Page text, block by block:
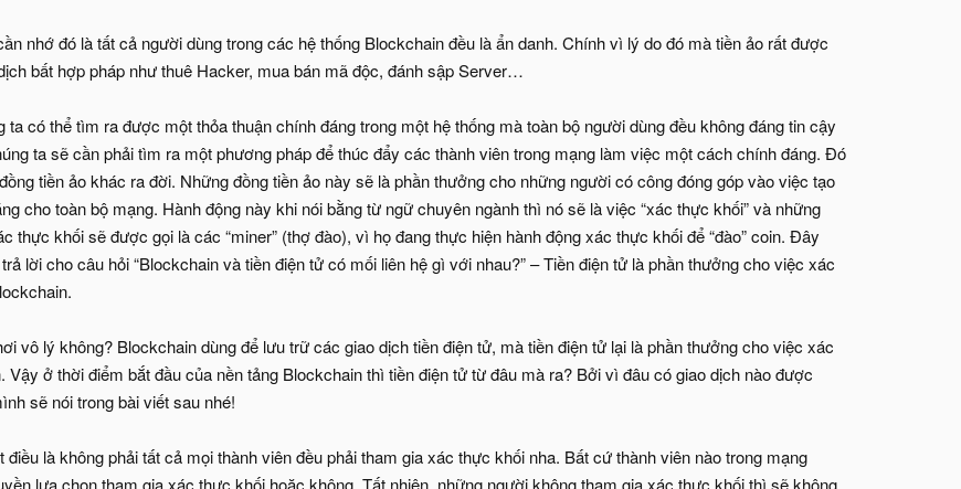
nhớ đó là tất cả người dùng trong các hệ thống Blockchain đều là ẩn danh. Chính vì lý do đó mà tiền ảo rất được
bất hợp pháp như thuê Hacker, mua bán mã độc, đánh sập Server…
ta có thể tìm ra được một thỏa thuận chính đáng trong một hệ thống mà toàn bộ người dùng đều không đáng tin cậy
ta sẽ cần phải tìm ra một phương pháp để thúc đẩy các thành viên trong mạng làm việc một cách chính đáng. Đó
tiền ảo khác ra đời. Những đồng tiền ảo này sẽ là phần thưởng cho những người có công đóng góp vào việc tạo
cho toàn bộ mạng. Hành động này khi nói bằng từ ngữ chuyên ngành thì nó sẽ là việc “xác thực khối” và những
thực khối sẽ được gọi là các “miner” (thợ đào), vì họ đang thực hiện hành động xác thực khối để “đào” coin. Đây
lời cho câu hỏi “Blockchain và tiền điện tử có mối liên hệ gì với nhau?” – Tiền điện tử là phần thưởng cho việc xác
vô lý không? Blockchain dùng để lưu trữ các giao dịch tiền điện tử, mà tiền điện tử lại là phần thưởng cho việc xác
Vậy ở thời điểm bắt đầu của nền tảng Blockchain thì tiền điện tử từ đâu mà ra? Bởi vì đâu có giao dịch nào được
sẽ nói trong bài viết sau nhé!
là không phải tất cả mọi thành viên đều phải tham gia xác thực khối nha. Bất cứ thành viên nào trong mạng
lựa chọn tham gia xác thực khối hoặc không. Tất nhiên, những người không tham gia xác thực khối thì sẽ không